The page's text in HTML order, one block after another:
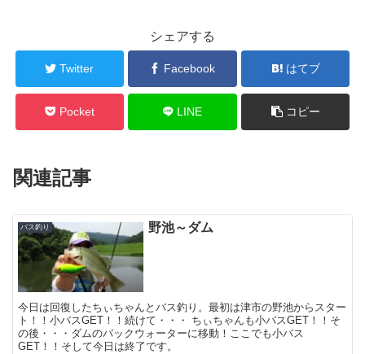
シェアする
Twitter Facebook はてブ
Pocket LINE コピー
関連記事
バス釣り 野池～ダム
今日は回復したちぃちゃんとバス釣り。最初は津市の野池からスター
ト！！小バスGET！！続けて・・・ ちぃちゃんも小バスGET！！そ
の後・・・ダムのバックウォーターに移動！ここでも小バス
GET！！そして今日は終了です。